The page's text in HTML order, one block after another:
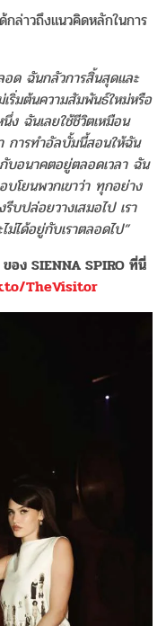
ล่าวถึงแนวคิดหลักในการ
อด ฉันกลัวการสิ้นสุดและ
ริ่มต้นความสัมพันธ์ใหม่หรือ
ง ฉันเลยใช้ชีวิตเหมือน
การทำอัลบั้มนี้สอนให้ฉัน
บอนาคตอยู่ตลอดเวลา ฉัน
โยนพวกเขาว่า ทุกอย่าง
บปล่อยวางเสมอไป เรา
ได้อยู่กับเราตลอดไป”
ของ SIENNA SPIRO ที่นี่
TheVisitor